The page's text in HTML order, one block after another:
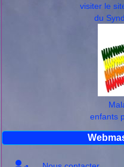
visiter le
du
enfants